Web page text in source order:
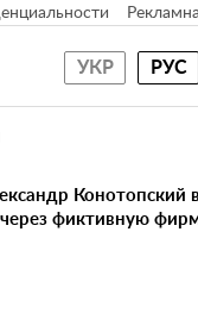
УКР РУС
Конотопский
фиктивную